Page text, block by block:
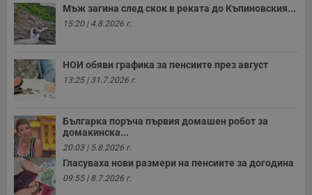
Мъж загина след скок в реката до Къпиновския...
15:20 | 4.8.2026 г.
НОИ обяви графика за пенсиите през август
13:25 | 31.7.2026 г.
Българка поръча първия домашен робот за
домакинска...
20:03 | 5.8.2026 г.
Гласуваха нови размери на пенсиите за догодина
09:55 | 8.7.2026 г.